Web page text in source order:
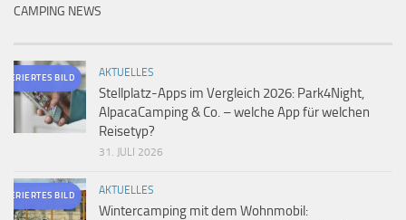
CAMPING NEWS
BILD AKTUELLES
Stellplatz-Apps im Vergleich 2026: Park4Night,
AlpacaCamping & Co. – welche App für welchen
Reisetyp?
31. JULI 2026
BILD AKTUELLES
Wintercamping mit dem Wohnmobil: